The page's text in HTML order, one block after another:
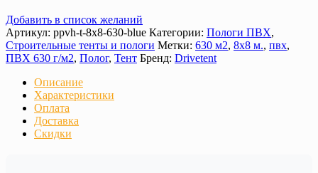
Добавить в список желаний
Артикул: ppvh-t-8х8-630-blue Категории: Пологи ПВХ,
Строительные тенты и пологи Метки: 630 м2, 8х8 м., пвх,
ПВХ 630 г/м2, Полог, Тент Бренд: Drivetent
Описание
Характеристики
Оплата
Доставка
Скидки